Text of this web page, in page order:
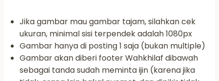
Jika gambar mau gambar tajam, silahkan cek
ukuran, minimal sisi terpendek adalah 1080px
Gambar hanya di posting 1 saja (bukan multiple)
Gambar akan diberi footer Wahkhilaf dibawah
sebagai tanda sudah meminta ijin (karena jika